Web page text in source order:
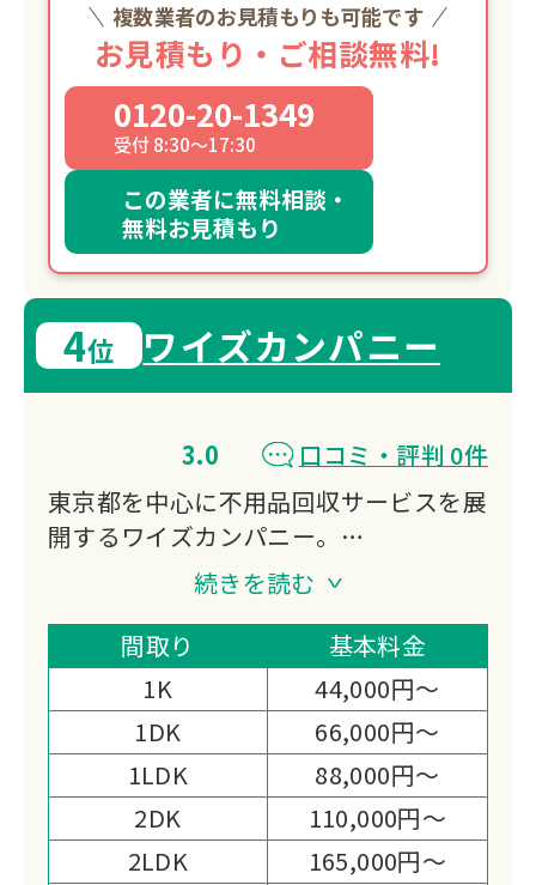
複数業者のお見積もりも可能です
お見積もり・ご相談無料!
0120-20-1349
受付 8:30～17:30
この業者に無料相談・
無料お見積もり
4位 ワイズカンパニー
3.0
口コミ・評判 0件
東京都を中心に不用品回収サービスを展
開するワイズカンパニー。
即日対応可能なスピーディーな回収体制
一般家庭から事業所まで、あらゆる不用
品の処分をサポート。
明瞭な料金体系と丁寧な対応で、お客様
の「困った」を迅速に解決いたします。
続きを読む
間取り
基本料金
1K
44,000円～
1DK
66,000円～
1LDK
88,000円～
2DK
110,000円～
2LDK
165,000円～